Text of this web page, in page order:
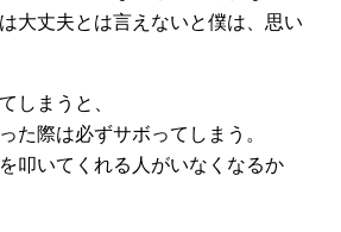
大丈夫とは言えないと僕は、思い
しまうと、
た際は必ずサボってしまう。
叩いてくれる人がいなくなるか